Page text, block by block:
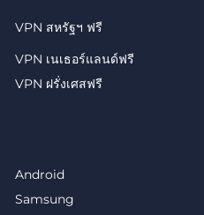
Android
Samsung
VPN สหรัฐฯ ฟรี
VPN เนเธอร์แลนด์ฟรี
VPN ฝรั่งเศสฟรี